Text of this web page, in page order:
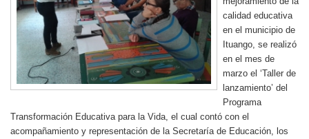
calidad educativa
en el municipio de
Ituango, se realizó
en el mes de
marzo el ‘Taller de
lanzamiento’ del
Programa
Transformación Educativa para la Vida, el cual contó con el
acompañamiento y representación de la Secretaría de Educación, los